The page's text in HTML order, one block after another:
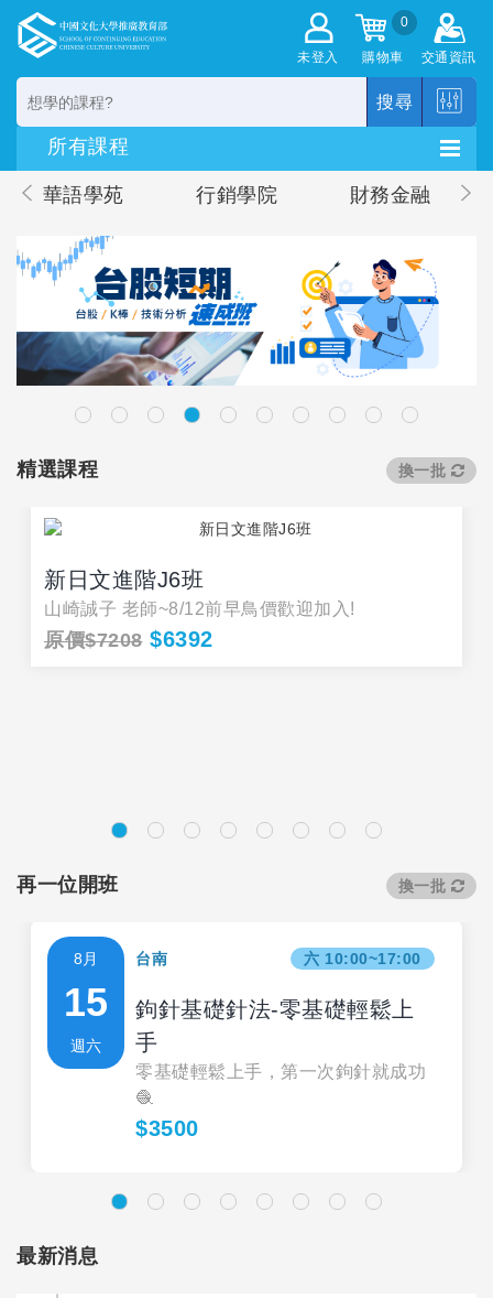
未登入
0
購物車 交通資訊
搜尋
華語學苑 行銷學院 財務金融
精選課程 換一批
新日文進階J6班
山崎誠子 老師~8/12前早鳥價歡迎加入!
原價$7208$6392
再一位開班 換一批
8月
15
週六
台南 六 10:00~17:00
鉤針基礎針法-零基礎輕鬆上
手
零基礎輕鬆上手，第一次鉤針就成功
🧶
$3500
最新消息